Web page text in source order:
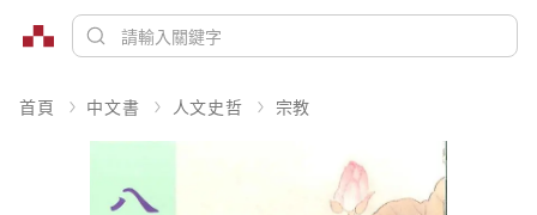
首頁 中文書 人文史哲 宗教